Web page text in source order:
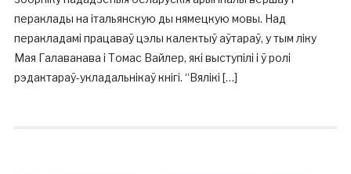
пераклады на італьянскую ды нямецкую мовы. Над
перакладамі працаваў цэлы калектыў аўтараў, у тым ліку
Мая Галаванава і Томас Вайлер, які выступілі і ў ролі
рэдактараў-укладальнікаў кнігі. “Вялікі […]